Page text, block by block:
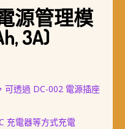
源管理模
3A)
可透過 DC-002 電源插座
充電器等方式充電